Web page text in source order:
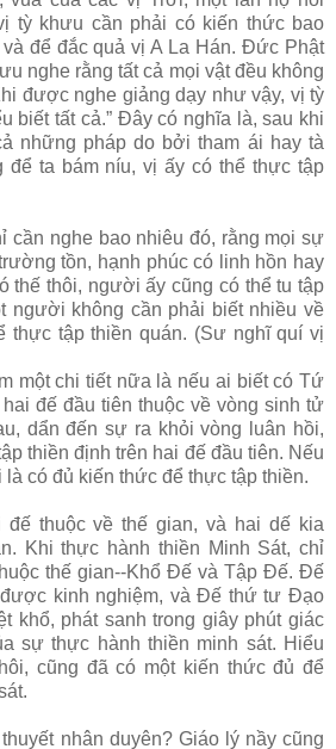
tỳ khưu cần phải có kiến thức bao
để đắc quả vị A La Hán. Đức Phật
nghe rằng tất cả mọi vật đều không
được nghe giảng dạy như vậy, vị tỳ
biết tất cả.” Đây có nghĩa là, sau khi
những pháp do bởi tham ái hay tà
để ta bám níu, vị ấy có thể thực tập
cần nghe bao nhiêu đó, rằng mọi sự
tồn, hạnh phúc có linh hồn hay
thế thôi, người ấy cũng có thể tu tập
người không cần phải biết nhiều về
thực tập thiền quán. (Sư nghĩ quí vị
một chi tiết nữa là nếu ai biết có Tứ
đế đầu tiên thuộc về vòng sinh tử
dẩn đến sự ra khỏi vòng luân hồi,
thiền định trên hai đế đầu tiên. Nếu
là có đủ kiến thức để thực tập thiền.
thuộc về thế gian, và hai dế kia
Khi thực hành thiền Minh Sát, chỉ
thế gian--Khổ Đế và Tập Đế. Đế
kinh nghiệm, và Đế thứ tư Đạo
khổ, phát sanh trong giây phút giác
sự thực hành thiền minh sát. Hiểu
cũng đã có một kiến thức đủ để
nhân duyên? Giáo lý nầy cũng